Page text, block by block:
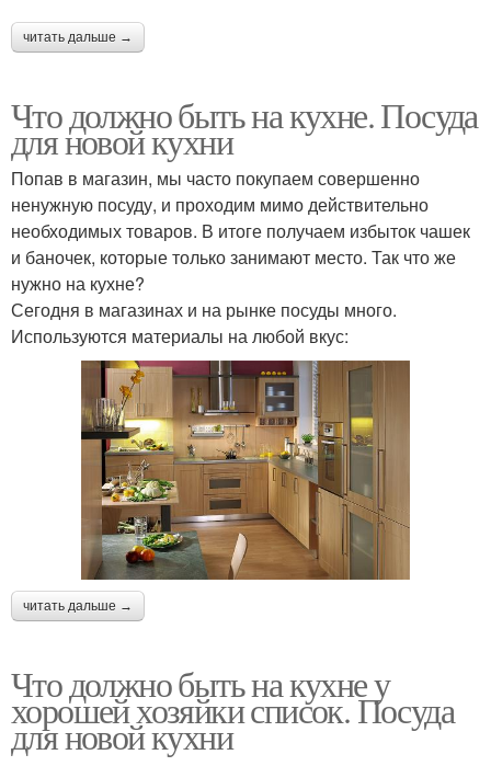
читать дальше →
Что должно быть на кухне. Посуда
для новой кухни
Попав в магазин, мы часто покупаем совершенно
ненужную посуду, и проходим мимо действительно
необходимых товаров. В итоге получаем избыток чашек
и баночек, которые только занимают место. Так что же
нужно на кухне?
Сегодня в магазинах и на рынке посуды много.
Используются материалы на любой вкус:
читать дальше →
Что должно быть на кухне у
хорошей хозяйки список. Посуда
для новой кухни